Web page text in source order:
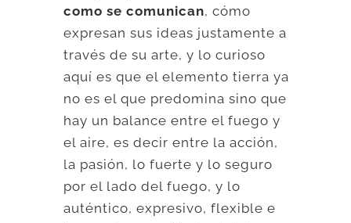
como se comunican, cómo
expresan sus ideas justamente a
través de su arte, y lo curioso
aquí es que el elemento tierra ya
no es el que predomina sino que
hay un balance entre el fuego y
el aire, es decir entre la acción,
la pasión, lo fuerte y lo seguro
por el lado del fuego, y lo
auténtico, expresivo, flexible e